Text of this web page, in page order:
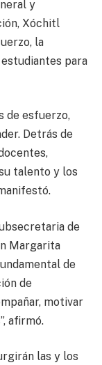
y
Xóchitl
la
para
de esfuerzo,
Detrás de
talento y los
de
Margarita
de
de
motivar
afirmó.
las y los